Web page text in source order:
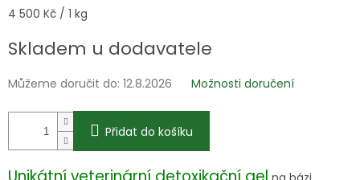
Měrná
4 500 Kč / 1 kg
Skladem u dodavatele
Můžeme doručit do: 12.8.2026 Možnosti doručení
Přidat do košíku